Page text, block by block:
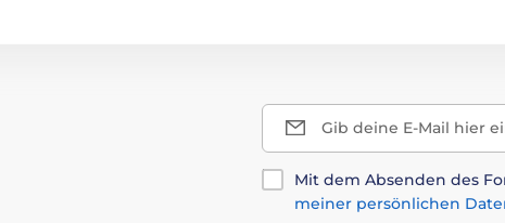
Gib deine E-Mail hier
Mit dem Absenden des
meiner persönlichen